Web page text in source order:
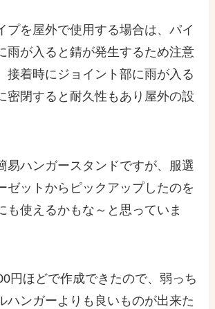
プを屋外で使用する場合は、パイ
雨が入ると錆が発生するため注意
接着時にジョイント部に雨が入る
密閉すると 耐久性もあり屋外の設
易ハンガースタンドですが、服選
ゼットからピックアップしたのを
も使えるかもな～と思っていま
円ほどで作成できたので、弱っち
ハンガーよりも良いものが出来た